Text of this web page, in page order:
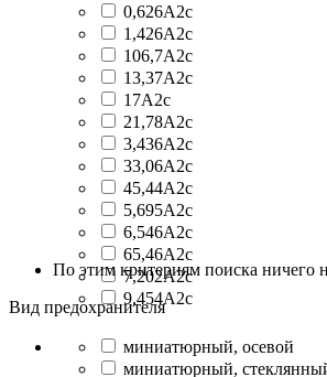
0,626А2с
1,426А2с
106,7А2с
13,37А2с
17А2с
21,78А2с
3,436А2с
33,06А2с
45,44А2с
5,695А2с
6,546А2с
65,46А2с
7,202А2с
9,454А2с
По этим критериям поиска ничего
Вид предохранителя
миниатюрный, осевой
миниатюрный,